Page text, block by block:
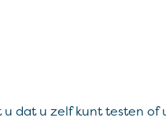
dat u zelf kunt testen of